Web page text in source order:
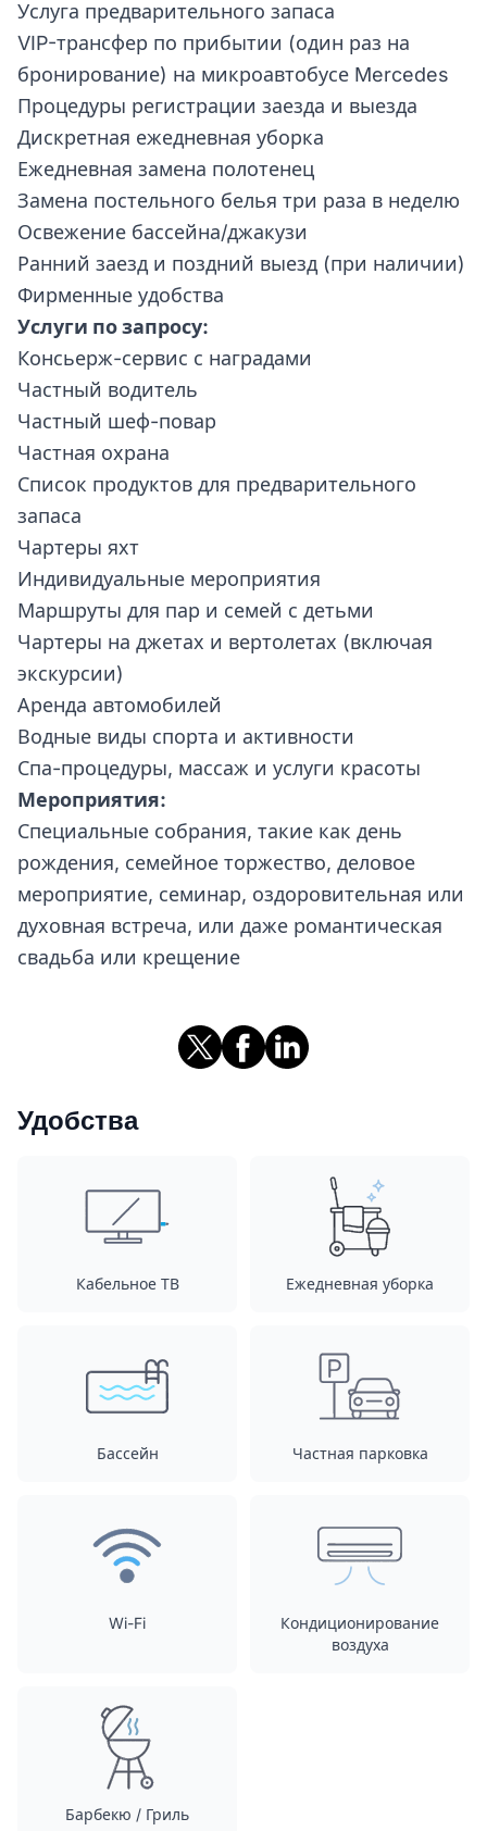
Услуга предварительного запаса
VIP-трансфер по прибытии (один раз на
бронирование) на микроавтобусе Mercedes
Процедуры регистрации заезда и выезда
Дискретная ежедневная уборка
Ежедневная замена полотенец
Замена постельного белья три раза в неделю
Освежение бассейна/джакузи
Ранний заезд и поздний выезд (при наличии)
Фирменные удобства
Услуги по запросу:
Консьерж-сервис с наградами
Частный водитель
Частный шеф-повар
Частная охрана
Список продуктов для предварительного
запаса
Чартеры яхт
Индивидуальные мероприятия
Маршруты для пар и семей с детьми
Чартеры на джетах и вертолетах (включая
экскурсии)
Аренда автомобилей
Водные виды спорта и активности
Спа-процедуры, массаж и услуги красоты
Мероприятия:
Специальные собрания, такие как день
рождения, семейное торжество, деловое
мероприятие, семинар, оздоровительная или
духовная встреча, или даже романтическая
свадьба или крещение
Удобства
Кабельное ТВ Ежедневная уборка
Бассейн Частная парковка
Wi-Fi
Кондиционирование
воздуха
Барбекю / Гриль